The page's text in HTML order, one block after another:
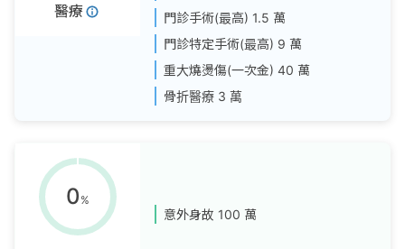
醫療
門診手術(最高) 1.5 萬
門診特定手術(最高) 9 萬
重大燒燙傷(一次金) 40 萬
骨折醫療 3 萬
0 %
意外身故 100 萬